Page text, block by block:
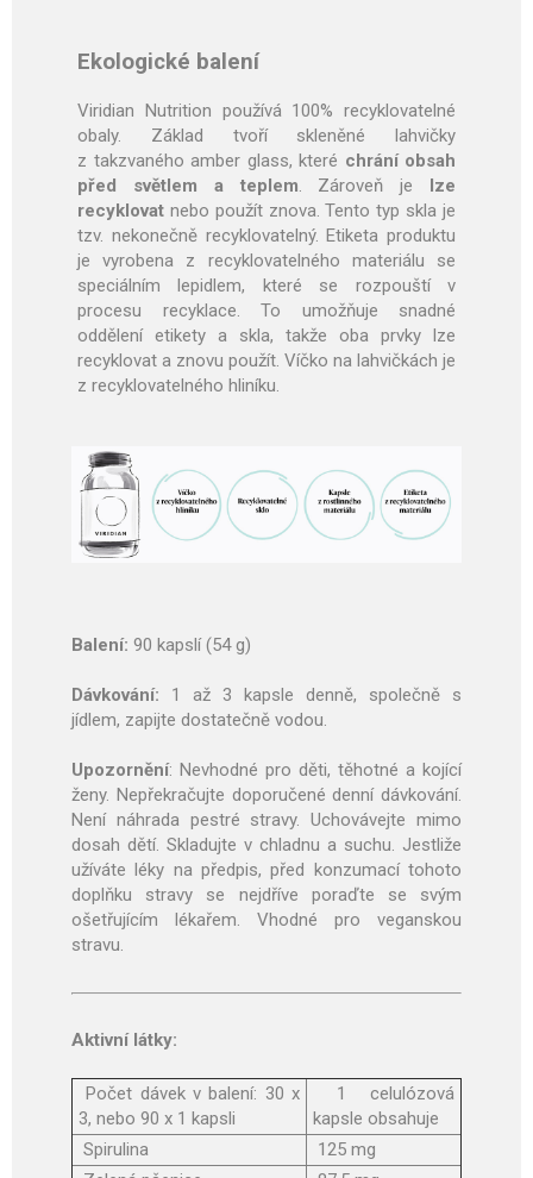
Ekologické balení
Viridian Nutrition používá 100% recyklovatelné
obaly. Základ tvoří skleněné lahvičky
z takzvaného amber glass, které chrání obsah
před světlem a teplem. Zároveň je lze
recyklovat nebo použít znova. Tento typ skla je
tzv. nekonečně recyklovatelný. Etiketa produktu
je vyrobena z recyklovatelného materiálu se
speciálním lepidlem, které se rozpouští v
procesu recyklace. To umožňuje snadné
oddělení etikety a skla, takže oba prvky lze
recyklovat a znovu použít. Víčko na lahvičkách je
z recyklovatelného hliníku.
Balení: 90 kapslí (54 g)
Dávkování: 1 až 3 kapsle denně, společně s
jídlem, zapijte dostatečně vodou.
Upozornění: Nevhodné pro děti, těhotné a kojící
ženy. Nepřekračujte doporučené denní dávkování.
Není náhrada pestré stravy. Uchovávejte mimo
dosah dětí. Skladujte v chladnu a suchu. Jestliže
užíváte léky na předpis, před konzumací tohoto
doplňku stravy se nejdříve poraďte se svým
ošetřujícím lékařem. Vhodné pro veganskou
stravu.
Aktivní látky:
Počet dávek v balení: 30 x
3, nebo 90 x 1 kapsli
1 celulózová
kapsle obsahuje
Spirulina
125 mg